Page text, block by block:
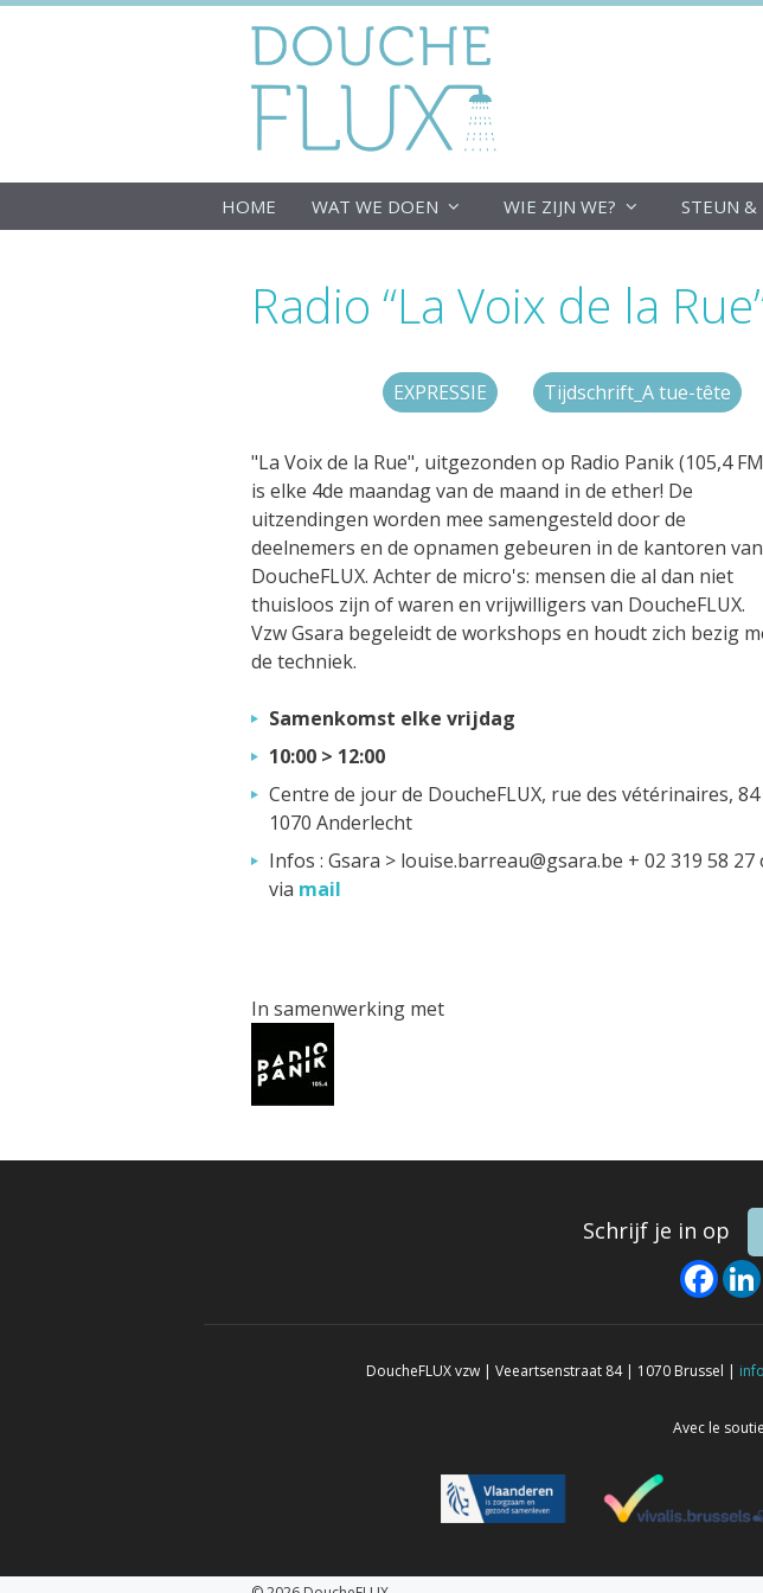
HOME WAT WE DOEN WIE ZIJN WE? STEUN &
Radio “La Voix de la
EXPRESSIE Tijdschrift_A tue-tête
"La Voix de la Rue", uitgezonden op Radio Panik (105,4
is elke 4de maandag van de maand in de ether! De
uitzendingen worden mee samengesteld door de
deelnemers en de opnamen gebeuren in de kantoren van
DoucheFLUX. Achter de micro's: mensen die al dan niet
thuisloos zijn of waren en vrijwilligers van DoucheFLUX.
Vzw Gsara begeleidt de workshops en houdt zich bezig
de techniek.
Samenkomst elke vrijdag
10:00 > 12:00
Centre de jour de DoucheFLUX, rue des vétérinaires, 84
1070 Anderlecht
Infos : Gsara > louise.barreau@gsara.be + 02 319 58 27
via mail
In samenwerking met
Schrijf je in op
DoucheFLUX vzw | Veeartsenstraat 84 | 1070 Brussel |
Avec le